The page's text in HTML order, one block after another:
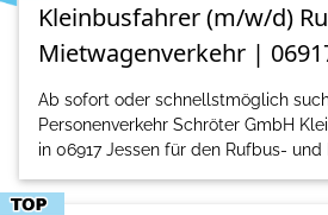
Kleinbusfahrer (m/w/d)
Mietwagenverkehr |
Ab sofort oder schnellstmöglich
Personenverkehr Schröter GmbH
in 06917 Jessen für den Rufbus- und